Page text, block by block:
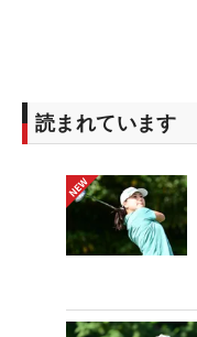
読まれています